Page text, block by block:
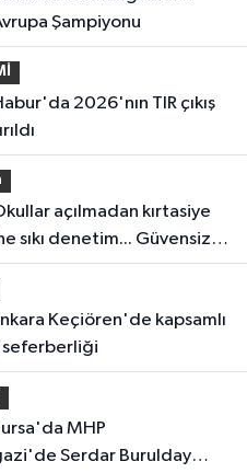
Şampiyonu
sıkı denetim... Güvensiz
Serdar Burulday